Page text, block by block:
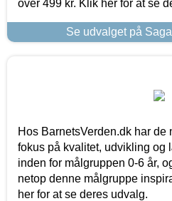
over 499 kr. Klik her for at se
Se udvalget på
Hos BarnetsVerden.dk har
fokus på kvalitet, udvikling
inden for målgruppen 0-6 år,
netop denne målgruppe
her for at se deres udvalg.